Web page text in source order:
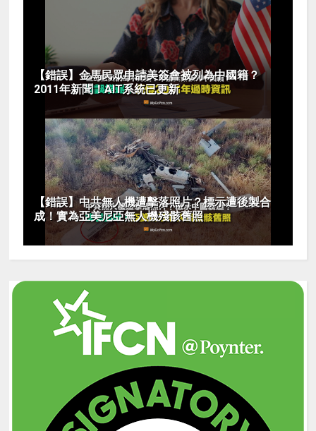
【錯誤】金馬民眾申請美簽會被列為中國籍？
2011年新聞！AIT系統已更新
【錯誤】中共無人機遭擊落照片？標示遭後製合
成！實為亞美尼亞無人機殘骸舊照